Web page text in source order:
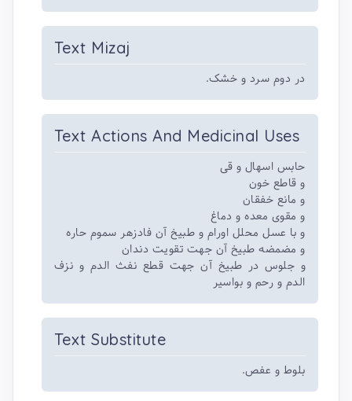
Text Mizaj
در دوم سرد و خشک.
Text Actions And Medicinal Uses
حابس اسهال و قی
و قاطع خون
و مانع خفقان
و مقوی معده و دماغ
و با عسل محلل اورام و طبیخ آن فادزهر سموم حاره
و مضمضه طبیخ آن جهت تقویت دندان
و جلوس در طبیخ آن جهت قطع نفث الدم و نزف
الدم و رحم و بواسیر
Text Substitute
بلوط و عفص.